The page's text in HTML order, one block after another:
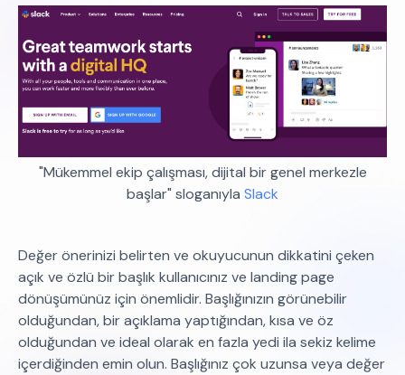
"Mükemmel ekip çalışması, dijital bir genel merkezle
başlar" sloganıyla Slack
Değer önerinizi belirten ve okuyucunun dikkatini çeken
açık ve özlü bir başlık kullanıcınız ve landing page
dönüşümünüz için önemlidir. Başlığınızın görünebilir
olduğundan, bir açıklama yaptığından, kısa ve öz
olduğundan ve ideal olarak en fazla yedi ila sekiz kelime
içerdiğinden emin olun. Başlığınız çok uzunsa veya değer